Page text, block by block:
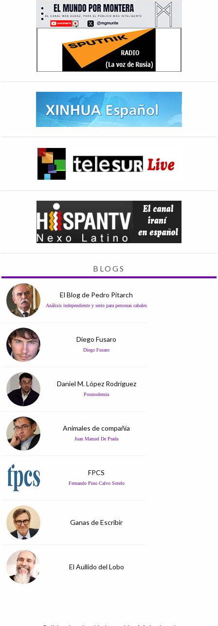
BLOGS
El Blog de Pedro Pitarch
Análisis independiente y serio para personas cabales
Diego Fusaro
Diego Fusaro
Daniel M. López Rodríguez
Posmodernia
Animales de compañía
Juan Manuel De Prada
FPCS
Fernando Pino Calvo Sotelo
Ganas de Escribir
El Aullido del Lobo